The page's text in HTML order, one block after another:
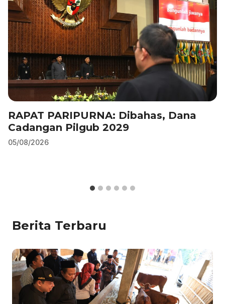
RAPAT PARIPURNA: Dibahas, Dana
Cadangan Pilgub 2029
05/08/2026
Berita Terbaru